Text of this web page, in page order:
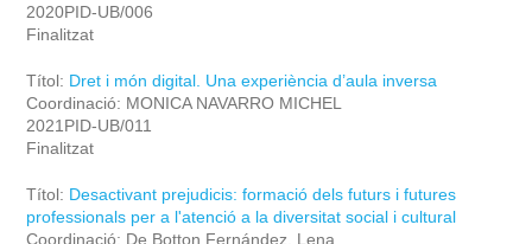
2020PID-UB/006
Finalitzat
Títol: Dret i món digital. Una experiència d’aula inversa
Coordinació: MONICA NAVARRO MICHEL
2021PID-UB/011
Finalitzat
Títol: Desactivant prejudicis: formació dels futurs i futures
professionals per a l'atenció a la diversitat social i cultural
Coordinació: De Botton Fernández, Lena